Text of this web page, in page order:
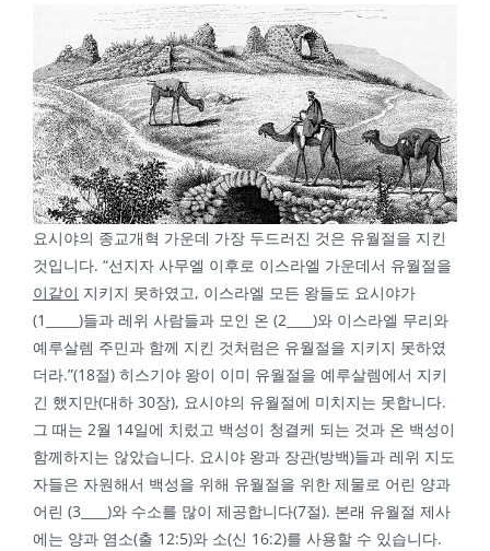
요시야의 종교개혁 가운데 가장 두드러진 것은 유월절을 지킨
것입니다. “선지자 사무엘 이후로 이스라엘 가운데서 유월절을
이같이 지키지 못하였고, 이스라엘 모든 왕들도 요시야가
(1_____)들과 레위 사람들과 모인 온 (2____)와 이스라엘 무리와
예루살렘 주민과 함께 지킨 것처럼은 유월절을 지키지 못하였
더라.”(18절) 히스기야 왕이 이미 유월절을 예루살렘에서 지키
긴 했지만(대하 30장), 요시야의 유월절에 미치지는 못합니다.
그 때는 2월 14일에 치렀고 백성이 청결케 되는 것과 온 백성이
함께하지는 않았습니다. 요시야 왕과 장관(방백)들과 레위 지도
자들은 자원해서 백성을 위해 유월절을 위한 제물로 어린 양과
어린 (3____)와 수소를 많이 제공합니다(7절). 본래 유월절 제사
에는 양과 염소(출 12:5)와 소(신 16:2)를 사용할 수 있습니다.